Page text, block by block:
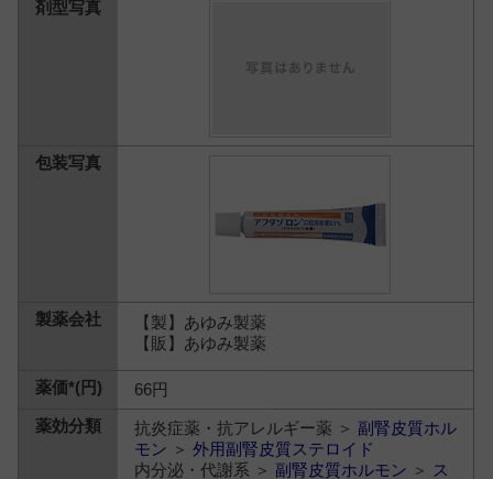
【製】あゆみ製薬
【販】あゆみ製薬
66円
抗炎症薬・抗アレルギー薬 ＞ 副腎皮質ホル
モン ＞外用副腎皮質ステロイド
内分泌・代謝系 ＞ 副腎皮質ホルモン ＞ ス